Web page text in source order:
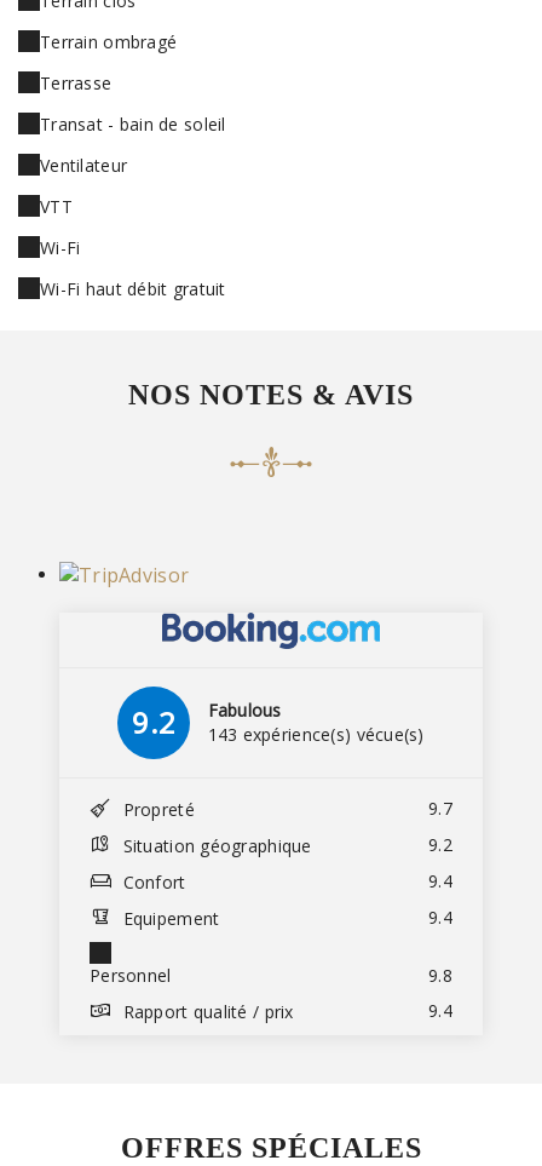
Terrain ombragé
Terrasse
Transat - bain de soleil
Ventilateur
VTT
Wi-Fi
Wi-Fi haut débit gratuit
NOS NOTES & AVIS
9.2
Fabulous
143 expérience(s) vécue(s)
Propreté
9.7
Situation géographique
9.2
Confort
9.4
Equipement
9.4
Personnel
9.8
Rapport qualité / prix
9.4
OFFRES SPÉCIALES